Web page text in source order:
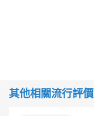
其他相關流行評價